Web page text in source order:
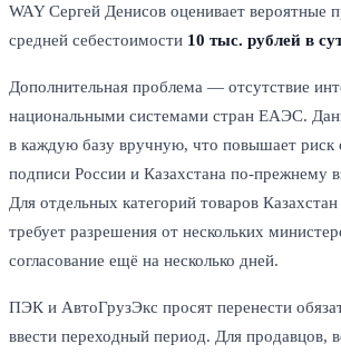
WAY Сергей Денисов оценивает вероятные
средней себестоимости 10 тыс. рублей в
Дополнительная проблема — отсутствие
национальными системами стран ЕАЭС.
в каждую базу вручную, что повышает
подписи России и Казахстана по-прежнему
Для отдельных категорий товаров
требует разрешения от нескольких
согласование ещё на несколько дней.
ПЭК и АвтоГрузЭкс просят перенести
ввести переходный период. Для продавцов,